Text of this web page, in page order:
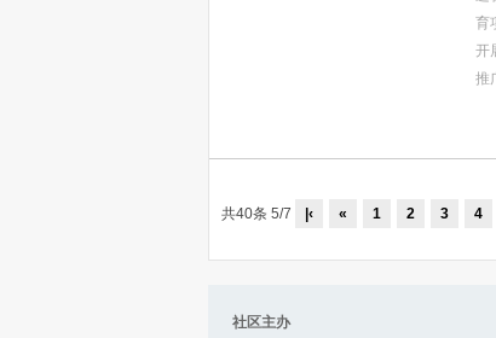
育
开
推
共40条 5/7 |‹ « 1 2 3 4
社区主办 社区